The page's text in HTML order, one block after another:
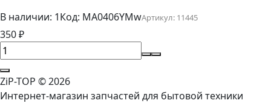
В наличии: 1Код: MA0406YMwАртикул: 11445
350₽
ZiP-TOP © 2026
Интернет-магазин запчастей для бытовой техники